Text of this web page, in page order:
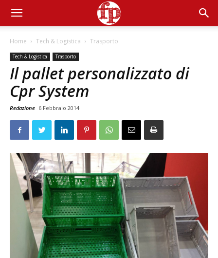
Home Tech & Logistica Trasporto
Tech & Logistica Trasporto
Il pallet personalizzato di
Cpr System
Redazione 6 Febbraio 2014